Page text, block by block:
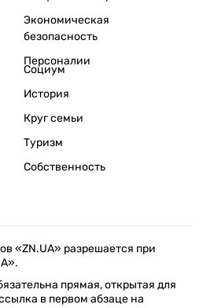
Экономическая
безопасность
Персоналии
Социум
История
Круг семьи
Туризм
Собственность
«ZN.UA» разрешается при
прямая, открытая для
в первом абзаце на